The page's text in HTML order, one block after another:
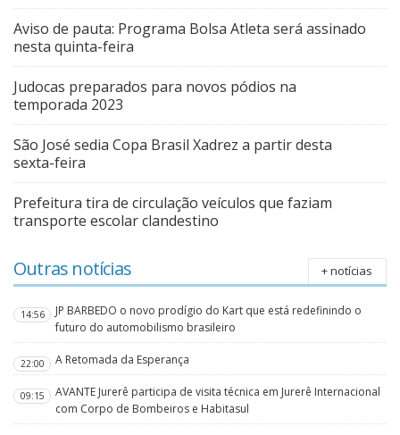
Aviso de pauta: Programa Bolsa Atleta será assinado
nesta quinta-feira
Judocas preparados para novos pódios na
temporada 2023
São José sedia Copa Brasil Xadrez a partir desta
sexta-feira
Prefeitura tira de circulação veículos que faziam
transporte escolar clandestino
Outras notícias + notícias
14:56
JP BARBEDO o novo prodígio do Kart que está redefinindo o
futuro do automobilismo brasileiro
22:00 A Retomada da Esperança
09:15
AVANTE Jurerê participa de visita técnica em Jurerê Internacional
com Corpo de Bombeiros e Habitasul